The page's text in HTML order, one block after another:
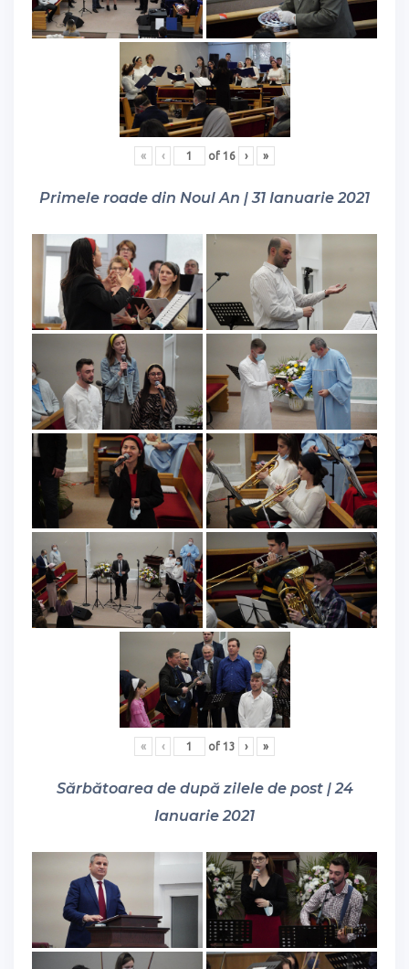
« ‹ of 16 › »
Primele roade din Noul An | 31 Ianuarie 2021
« ‹ of 13 › »
Sărbătoarea de după zilele de post | 24
Ianuarie 2021